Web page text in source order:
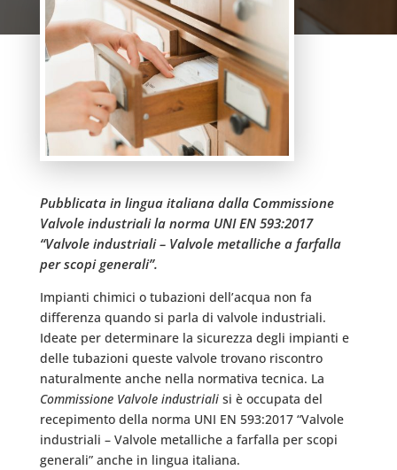
Pubblicata in lingua italiana dalla Commissione
Valvole industriali la norma UNI EN 593:2017
“Valvole industriali – Valvole metalliche a farfalla
per scopi generali”.
Impianti chimici o tubazioni dell’acqua non fa
differenza quando si parla di valvole industriali.
Ideate per determinare la sicurezza degli impianti e
delle tubazioni queste valvole trovano riscontro
naturalmente anche nella normativa tecnica. La
Commissione Valvole industrialisi è occupata del
recepimento della norma UNI EN 593:2017 “Valvole
industriali – Valvole metalliche a farfalla per scopi
generali” anche in lingua italiana.